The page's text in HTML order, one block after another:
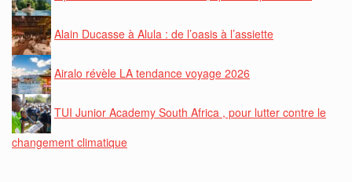
Alain Ducasse à Alula : de l’oasis à l’assiette
Airalo révèle LA tendance voyage 2026
TUI Junior Academy South Africa , pour lutter contre le
changement climatique